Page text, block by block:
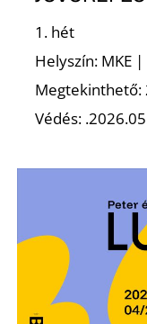
1. hét
Helyszín: MKE
Megtekinthető:
Védés: